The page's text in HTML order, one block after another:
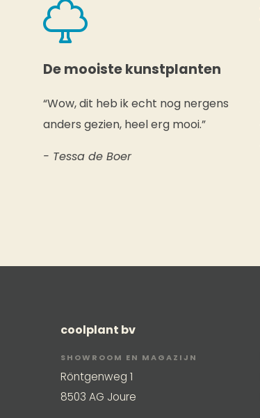
De mooiste kunstplanten
“Wow, dit heb ik echt nog nergens
anders gezien, heel erg mooi.”
- Tessa de Boer
coolplant bv
SHOWROOM EN MAGAZIJN
Röntgenweg 1
8503 AG Joure